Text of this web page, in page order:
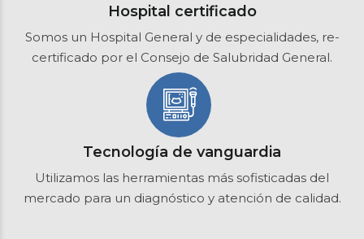
Hospital certificado
Somos un Hospital General y de especialidades, re-
certificado por el Consejo de Salubridad General.
Tecnología de vanguardia
Utilizamos las herramientas más sofisticadas del
mercado para un diagnóstico y atención de calidad.